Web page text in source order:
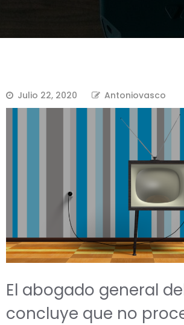
Julio 22, 2020 Antoniovasco
El abogado general del
concluye que no